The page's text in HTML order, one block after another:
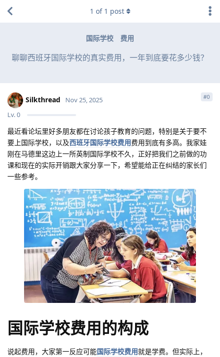
国际学校 费用
聊聊西班牙国际学校的真实费用，一年到底要花多少钱？
1 of 1 post
Silkthread
Lv.0
Nov 25, 2025 #0
最近看论坛里好多朋友都在讨论孩子教育的问题，特别是关于要不
要上国际学校，以及西班牙国际学校费用费用到底有多高。我家娃
刚在马德里这边上一所英制国际学校不久，正好把我们之前做的功
课和现在的实际开销跟大家分享一下，希望能给正在纠结的家长们
一些参考。
国际学校费用的构成
说起费用，大家第一反应可能国际学校费用就是学费。但实际上，